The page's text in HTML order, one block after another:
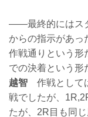
——最終的にはス
からの指示があっ
作戦通りという形
での決着という形
越智 作戦として
戦でしたが、
たが、2R目も同